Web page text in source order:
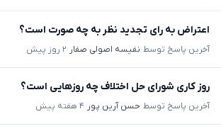
اعتراض به رای تجدید نظر به چه صورت است؟
آخرین پاسخ توسط نفیسه اصولی صفار ۲ روز پیش
روز کاری شورای حل اختلاف چه روزهایی است؟
آخرین پاسخ توسط حسن آرین پور ۴ هفته پیش